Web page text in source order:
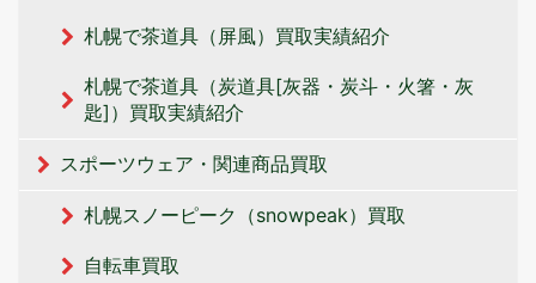
札幌で茶道具（屏風）買取実績紹介
札幌で茶道具（炭道具[灰器・炭斗・火箸・灰
匙]）買取実績紹介
スポーツウェア・関連商品買取
札幌スノーピーク（snowpeak）買取
自転車買取